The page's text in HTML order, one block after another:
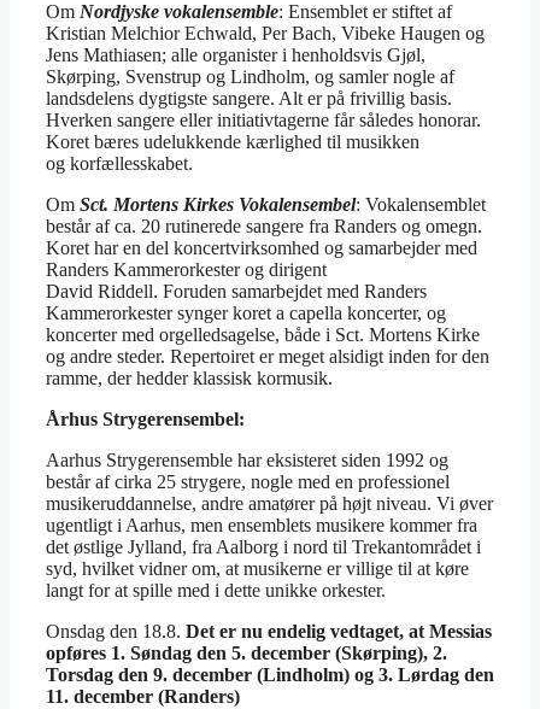
Om Nordjyske vokalensemble: Ensemblet er stiftet af
Kristian Melchior Echwald, Per Bach, Vibeke Haugen og
Jens Mathiasen; alle organister i henholdsvis Gjøl,
Skørping, Svenstrup og Lindholm, og samler nogle af
landsdelens dygtigste sangere. Alt er på frivillig basis.
Hverken sangere eller initiativtagerne får således honorar.
Koret bæres udelukkende kærlighed til musikken
og korfællesskabet.
Om Sct. Mortens Kirkes Vokalensembel: Vokalensemblet
består af ca. 20 rutinerede sangere fra Randers og omegn.
Koret har en del koncertvirksomhed og samarbejder med
Randers Kammerorkester og dirigent
David Riddell. Foruden samarbejdet med Randers
Kammerorkester synger koret a capella koncerter, og
koncerter med orgelledsagelse, både i Sct. Mortens Kirke
og andre steder. Repertoiret er meget alsidigt inden for den
ramme, der hedder klassisk kormusik.
Århus Strygerensembel:
Aarhus Strygerensemble har eksisteret siden 1992 og
består af cirka 25 strygere, nogle med en professionel
musikeruddannelse, andre amatører på højt niveau. Vi øver
ugentligt i Aarhus, men ensemblets musikere kommer fra
det østlige Jylland, fra Aalborg i nord til Trekantområdet i
syd, hvilket vidner om, at musikerne er villige til at køre
langt for at spille med i dette unikke orkester.
Onsdag den 18.8. Det er nu endelig vedtaget, at Messias
opføres 1. Søndag den 5. december (Skørping), 2.
Torsdag den 9. december (Lindholm) og 3. Lørdag den
11. december (Randers)